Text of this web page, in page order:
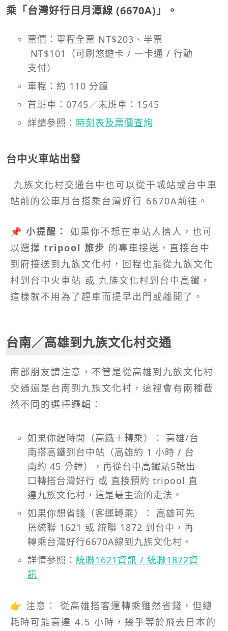
乘「台灣好行日月潭線 (6670A)」。
票價：單程全票 NT$203、半票
NT$101（可刷悠遊卡 / 一卡通 / 行動
支付）
車程：約 110 分鐘
首班車：0745／末班車：1545
詳請參照： 時刻表及票價查詢
台中火車站出發
九族文化村交通台中也可以從干城站或台中車
站前的公車月台搭乘台灣好行 6670A前往。
📌 小提醒：
如果你不想在車站人擠人，也可
以選擇 tripool 旅步 的專車接送，直接台中
到府接送到九族文化村，回程也能從九族文化
村到台中火車站 或 九族文化村到台中高鐵，
這樣就不用為了趕車而提早出門或離開了。
台南／高雄到九族文化村交通
南部朋友請注意，不管是從高雄到九族文化村
交通還是台南到九族文化村，這裡會有兩種截
然不同的選擇邏輯：
如果你趕時間（高鐵＋轉乘）： 高雄/台
南搭高鐵到台中站（高雄約 1 小時 / 台
南約 45 分鐘），再從台中高鐵站5號出
口轉搭台灣好行 或 直接預約 tripool 直
達九族文化村，這是最主流的走法。
如果你想省錢（客運轉乘）： 高雄可先
搭統聯 1621 或 統聯 1872 到台中，再
轉乘台灣好行6670A線到九族文化村。
詳情參照： 統聯1621資訊 / 統聯1872資
訊
👉 注意： 從高雄搭客運轉乘雖然省錢，但總
耗時可能高達 4.5 小時，幾乎等於飛去日本的